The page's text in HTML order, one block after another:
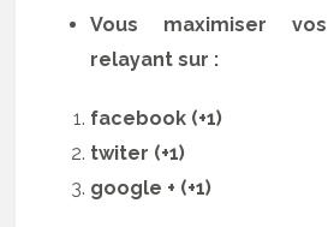
Vous maximiser
relayant sur :
facebook (+1)
twiter (+1)
google + (+1)